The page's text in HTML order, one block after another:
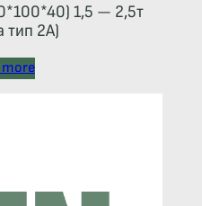
1,5 — 2,5т
тип 2A)
more